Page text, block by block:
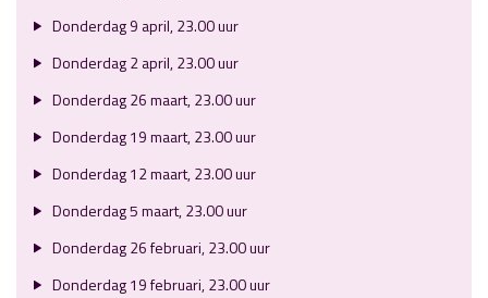
Donderdag 9 april, 23.00 uur
Donderdag 2 april, 23.00 uur
Donderdag 26 maart, 23.00 uur
Donderdag 19 maart, 23.00 uur
Donderdag 12 maart, 23.00 uur
Donderdag 5 maart, 23.00 uur
Donderdag 26 februari, 23.00 uur
Donderdag 19 februari, 23.00 uur